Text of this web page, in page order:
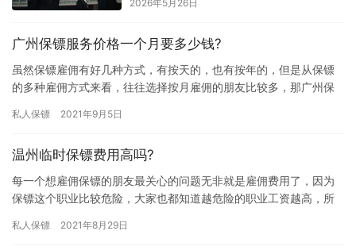
2026年5月26日
广州保镖服务价格一个月要多少钱?
虽然保镖雇佣有好几种方式，有按天的，也有按年的，但是从保镖
的多种雇佣方式来看，往往选择按月雇佣的朋友比较多，那广州保
般…
私人保镖 2021年9月5日
温州临时保镖费用高吗?
每一个想雇佣保镖的朋友最关心的问题无非就是雇佣费用了，因为
保镖这个职业比较危险，大家也都知道越危险的职业工资越高，所
临时保…
私人保镖 2021年8月29日